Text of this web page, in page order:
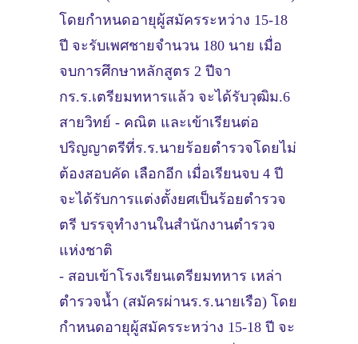
โดยกำหนดอายุผู้สมัครระหว่าง 15-18
ปี จะรับเพศชายจำนวน 180 นาย เมื่อ
จบการศึกษาหลักสูตร 2 ปีจา
กร.ร.เตรียมทหารแล้ว จะได้รับวุฒิม.6
สายวิทย์ - คณิต และเข้าเรียนต่อ
ปริญญาตรีที่ร.ร.นายร้อยตำรวจโดยไม่
ต้องสอบคัด เลือกอีก เมื่อเรียนจบ 4 ปี
จะได้รับการแต่งตั้งยศเป็นร้อยตำรวจ
ตรี บรรจุทำงานในสำนักงานตำรวจ
แห่งชาติ
- สอบเข้าโรงเรียนเตรียมทหาร เหล่า
ตำรวจน้ำ (สมัครผ่านร.ร.นายเรือ) โดย
กำหนดอายุผู้สมัครระหว่าง 15-18 ปี จะ